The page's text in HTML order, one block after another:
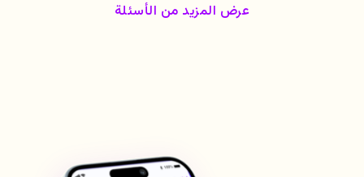
عرض المزيد من الأسئلة